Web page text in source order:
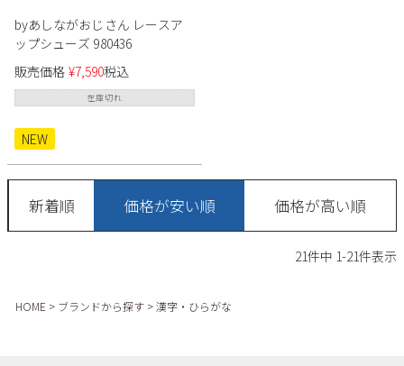
byあしながおじさん レースア
ップシューズ 980436
販売価格 ¥7,590税込
在庫切れ
NEW
新着順 価格が安い順 価格が高い順
21件中 1-21件表示
HOME ブランドから探す 漢字・ひらがな